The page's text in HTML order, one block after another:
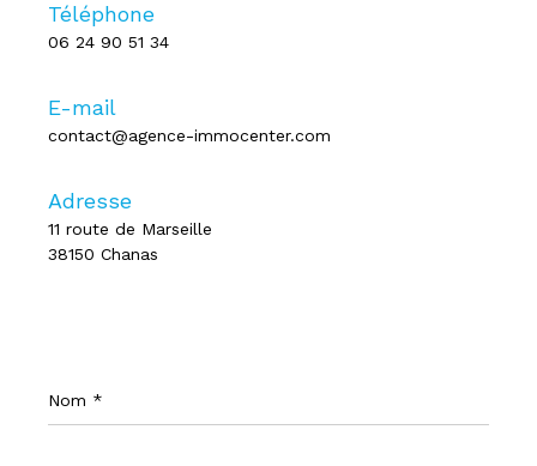
Téléphone
06 24 90 51 34
E-mail
contact@agence-immocenter.com
Adresse
11 route de Marseille
38150 Chanas
*